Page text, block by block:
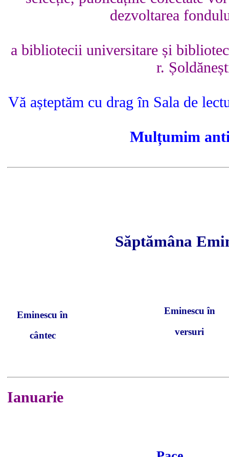
dezvoltarea
a bibliotecii universitare și
r.
Vă așteptăm cu drag în Sala de
Mulțumim
Săptămâna
Eminescu în
cântec
Eminescu în
versuri
Ianuarie